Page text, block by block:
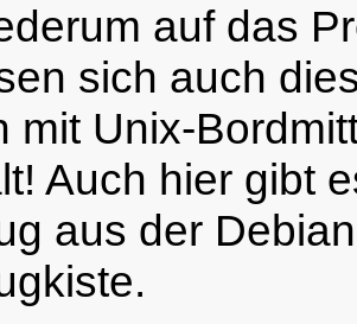
auf das
sich auch
mit Unix-
Auch hier gibt
aus der Debian